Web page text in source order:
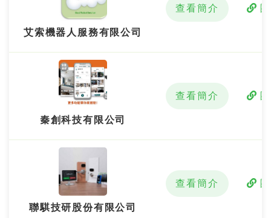
艾索機器人服務有限公司
查看簡介
秦創科技有限公司
查看簡介
聯騏技研股份有限公司
查看簡介